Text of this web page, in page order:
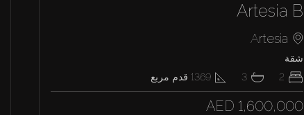
Artesia B
Artesia
شقة
2
3
1369 قدم مربع
AED 1,600,000